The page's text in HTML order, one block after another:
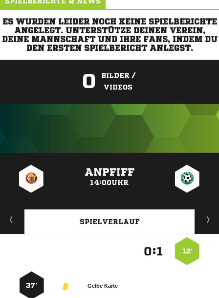
ES WURDEN LEIDER NOCH KEINE SPIELBERICHTE
ANGELEGT. UNTERSTÜTZE DEINEN VEREIN,
DEINE MANNSCHAFT UND IHRE FANS, INDEM DU
DEN ERSTEN SPIELBERICHT ANLEGST.
0
BILDER /
VIDEOS
ANPFIFF
14:00UHR
SPIELVERLAUF
12’
:
Gelbe Karte
37’